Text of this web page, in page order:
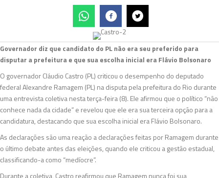
Governador diz que candidato do PL não era seu preferido para
disputar a prefeitura e que sua escolha inicial era Flávio Bolsonaro
O governador Cláudio Castro (PL) criticou o desempenho do deputado
federal Alexandre Ramagem (PL) na disputa pela prefeitura do Rio durante
uma entrevista coletiva nesta terça-feira (8). Ele afirmou que o político “não
conhece nada da cidade” e revelou que ele era sua terceira opção para a
candidatura, destacando que sua escolha inicial era Flávio Bolsonaro.
As declarações são uma reação a declarações feitas por Ramagem durante
o último debate antes das eleições, quando ele criticou a gestão estadual,
classificando-a como “medíocre”.
Durante a coletiva, Castro reafirmou que Ramagem nunca foi sua